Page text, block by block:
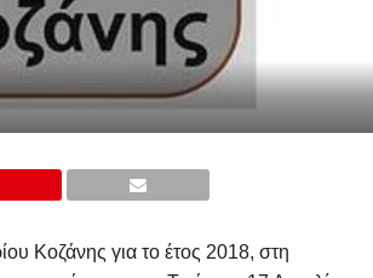
Κοζάνης για το έτος 2018, στη